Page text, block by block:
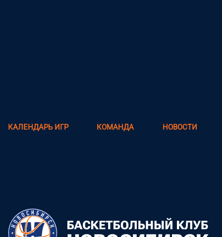
КАЛЕНДАРЬ ИГР КОМАНДА НОВОСТИ